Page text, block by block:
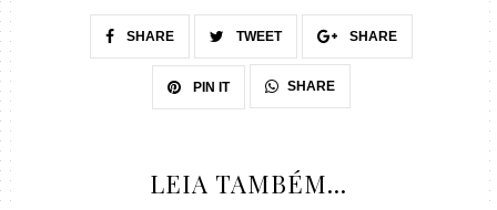
SHARE TWEET SHARE
PIN IT SHARE
LEIA TAMBÉM...